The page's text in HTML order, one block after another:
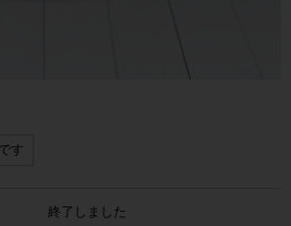
です
終了しました